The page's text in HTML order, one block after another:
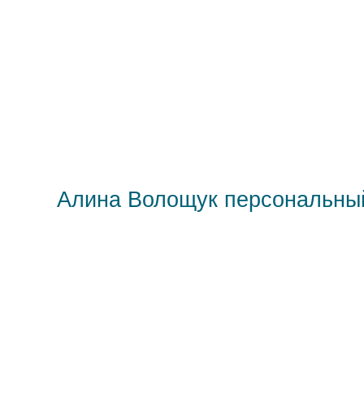
Алина Волощук